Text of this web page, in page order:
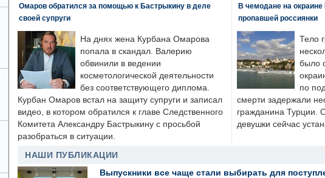
Омаров обратился за помощью к Бастрыкину в деле
своей супруги
На днях жена Курбана Омарова
попала в скандал. Валерию
обвинили в ведении
косметологической деятельности
без соответствующего диплома.
Курбан Омаров встал на защиту супруги и записал
видео, в котором обратился к главе Следственного
Комитета Александру Бастрыкину с просьбой
разобраться в ситуации.
В чемодане на
пропавшей россиянки
Тело
было
по
смерти задержали
гражданина Турции.
девушки сейчас
НАШИ ПУБЛИКАЦИИ
Выпускники все чаще стали выбирать для